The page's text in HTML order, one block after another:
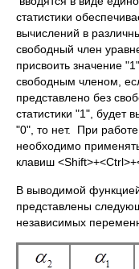
статистики
вычислений в
свободный член
присвоить значение
свободным членом,
представлено без
статистики "1", будет
"0", то нет. При
необходимо
клавиш
В выводимой
представлены
независимых